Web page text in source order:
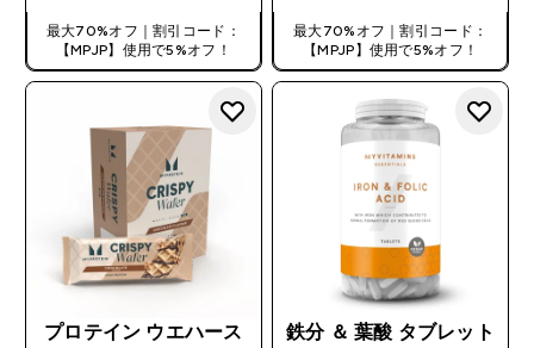
最大70%オフ｜割引コード：
【MPJP】使用で5%オフ！
最大70%オフ｜割引コード：
【MPJP】使用で5%オフ！
プロテイン ウエハース
鉄分 ＆ 葉酸 タブレット